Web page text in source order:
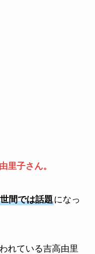
里子さん。
間では話題になっ
れている吉高由里